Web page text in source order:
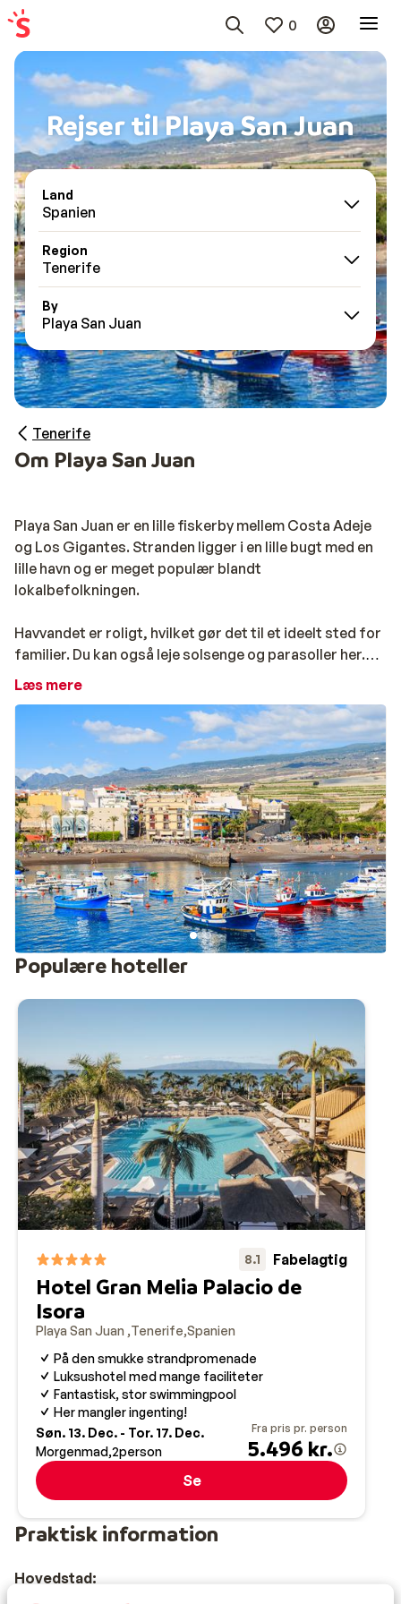
0
Rejser til Playa San Juan
Land
Spanien
Region
Tenerife
By
Playa San Juan
Tenerife
Om Playa San Juan
Playa San Juan er en lille fiskerby mellem Costa Adeje
og Los Gigantes. Stranden ligger i en lille bugt med en
lille havn og er meget populær blandt
lokalbefolkningen.
Havvandet er roligt, hvilket gør det til et ideelt sted for
familier. Du kan også leje solsenge og parasoller her.
Vær dog forsigtig på stranden, da der er sten ved
Læs mere
Populære hoteller
8.1 Fabelagtig
Hotel Gran Melia Palacio de
Isora
Playa San Juan Tenerife Spanien
På den smukke strandpromenade
Luksushotel med mange faciliteter
Fantastisk, stor swimmingpool
Her mangler ingenting!
Søn. 13. Dec. - Tor. 17. Dec.
Morgenmad 2person
Fra pris pr. person
5.496 kr.
Se
Praktisk information
Hovedstad:
Hovedstaden er Madrid.